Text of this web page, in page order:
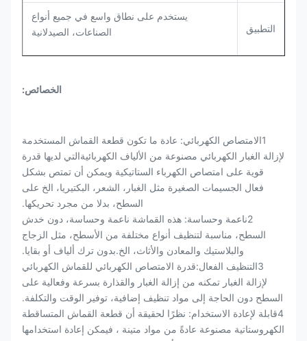
التطبيق
يستخدم على نطاق واسع في جميع أنواع
الصناعات، الصيدلانية
الخصائص:
1الامتصاص الكهربائي: عادة ما تكون قطعة القماش المستخدمة
لإزالة الغبار الكهربائي مصنوعة من الألياف الكهربائيةالتي لديها قدرة
قوية على امتصاص الكهرباء الستاتيكية ويمكن أن تمتص بشكل
فعال الجسيمات الصغيرة مثل الغبار، الشعر، البكتيريا، الخ على
السطح، بدلا من مجرد تحريكها.
2ناعمة وحساسة: هذه القماشة ناعمة وحساسة، دون خدش
السطح، مناسبة لتنظيف أنواع مختلفة من الأسطح، مثل الزجاج
والبلاستيك والمعادن والأثاث، الخ.بدون ترك ألياف أو بقايا.
3التنظيف الفعال:قدرة الامتصاص الكهربائي للقماش الكهربائي
لإزالة الغبار تمكنه من إزالة الغبار والقذارة بسرعة وفعالية على
السطح دون الحاجة إلى مواد تنظيف إضافية، توفير الوقت والتكلفة.
4قابلة لإعادة الاستخدام: نظرًا لحقيقة أن قطعة القماش المتساقطة
الكهروستاتية مصنوعة عادةً من مواد متينة ، فيمكن إعادة استخدامها